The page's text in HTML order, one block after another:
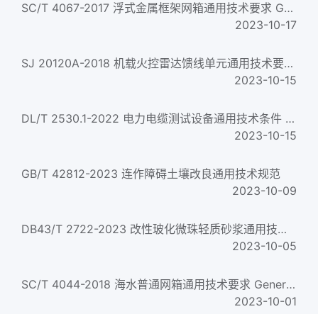
SC/T 4067-2017 浮式金属框架网箱通用技术要求 General technical specifications for floating metal cage...
2023-10-17
SJ 20120A-2018 机载火控雷达馈线单元通用技术要求和测试方法 General technical requirements and methods of meas...
2023-10-15
DL/T 2530.1-2022 电力电缆测试设备通用技术条件 第1部分：电缆故障定位电桥
2023-10-15
GB/T 42812-2023 连作障碍土壤改良通用技术规范
2023-10-09
DB43/T 2722-2023 改性玻化微珠轻质砂浆通用技术条件
2023-10-05
SC/T 4044-2018 海水普通网箱通用技术要求 General technical specifications for traditional sea cage...
2023-10-01